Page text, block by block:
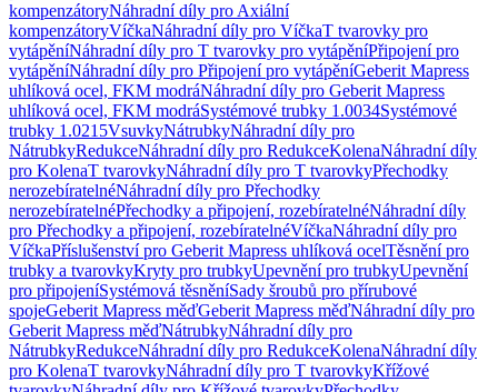
kompenzátoryNáhradní díly pro Axiální
kompenzátoryVíčkaNáhradní díly pro VíčkaT tvarovky pro
vytápěníNáhradní díly pro T tvarovky pro vytápěníPřipojení pro
vytápěníNáhradní díly pro Připojení pro vytápěníGeberit Mapress
uhlíková ocel, FKM modráNáhradní díly pro Geberit Mapress
uhlíková ocel, FKM modráSystémové trubky 1.0034Systémové
trubky 1.0215VsuvkyNátrubkyNáhradní díly pro
NátrubkyRedukceNáhradní díly pro RedukceKolenaNáhradní díly
pro KolenaT tvarovkyNáhradní díly pro T tvarovkyPřechodky
nerozebíratelnéNáhradní díly pro Přechodky
nerozebíratelnéPřechodky a připojení, rozebíratelnéNáhradní díly
pro Přechodky a připojení, rozebíratelnéVíčkaNáhradní díly pro
VíčkaPříslušenství pro Geberit Mapress uhlíková ocelTěsnění pro
trubky a tvarovkyKryty pro trubkyUpevnění pro trubkyUpevnění
pro připojeníSystémová těsněníSady šroubů pro přírubové
spojeGeberit Mapress měďGeberit Mapress měďNáhradní díly pro
Geberit Mapress měďNátrubkyNáhradní díly pro
NátrubkyRedukceNáhradní díly pro RedukceKolenaNáhradní díly
pro KolenaT tvarovkyNáhradní díly pro T tvarovkyKřížové